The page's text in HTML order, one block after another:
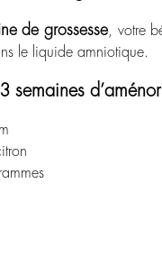
de grossesse , votre
le liquide amniotique.
semaines